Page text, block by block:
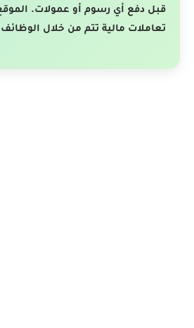
قبل دفع أي رسوم أو عمولات.
تعاملات مالية تتم من خلال